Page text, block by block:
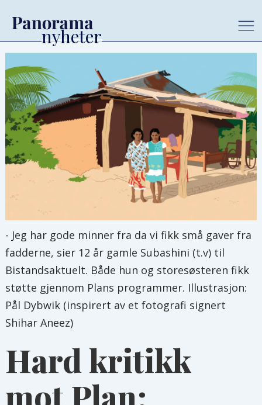
- Jeg har gode minner fra da vi fikk små gaver fra
fadderne, sier 12 år gamle Subashini (t.v) til
Bistandsaktuelt. Både hun og storesøsteren fikk
støtte gjennom Plans programmer. Illustrasjon:
Pål Dybwik (inspirert av et fotografi signert
Shihar Aneez)
Hard kritikk
mot Plan: